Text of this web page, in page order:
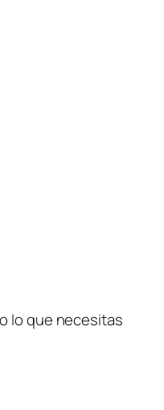
lo que necesitas